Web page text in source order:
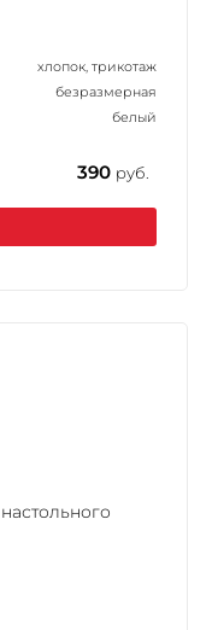
хлопок, трикотаж
безразмерная
белый
390 руб.